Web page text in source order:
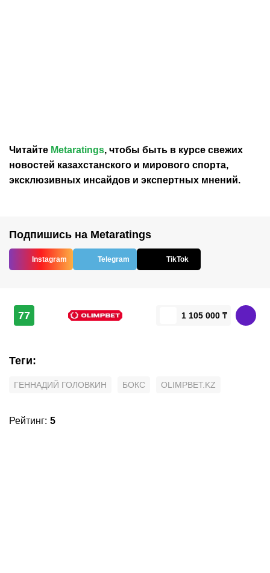
Читайте Metaratings, чтобы быть в курсе свежих
новостей казахстанского и мирового спорта,
эксклюзивных инсайдов и экспертных мнений.
Подпишись на Metaratings
Instagram Telegram TikTok
77 1 105 000 ₸
Теги:
ГЕННАДИЙ ГОЛОВКИН БОКС OLIMPBET.KZ
Рейтинг: 5